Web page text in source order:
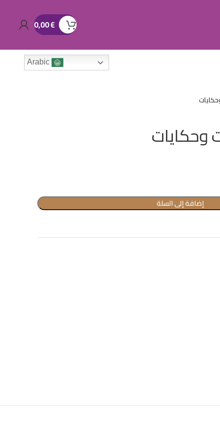
0,00€
Arabic
وحكايات
إضافة إلى السلة